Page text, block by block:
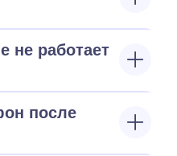
не работает
после